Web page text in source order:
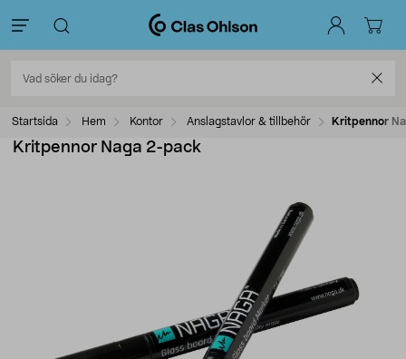
Startsida Hem Kontor Anslagstavlor & tillbehör Kritpennor
Kritpennor Naga 2-pack